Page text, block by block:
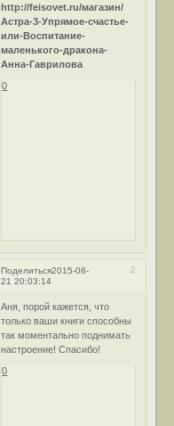
http://feisovet.ru/магазин/
Астра-3-Упрямое-счастье-
или-Воспитание-
маленького-дракона-
Анна-Гаврилова
0
Поделиться 2
2015-08-
21 20:03:14
Аня, порой кажется, что
только ваши книги способны
так моментально поднимать
настроение! Спасибо!
0